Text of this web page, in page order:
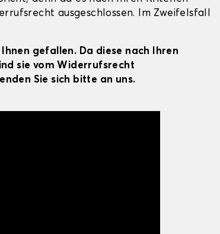
ausgeschlossen. Im Zweifelsfall
gefallen. Da diese nach Ihren
sie vom Widerrufsrecht
Sie sich bitte an uns.